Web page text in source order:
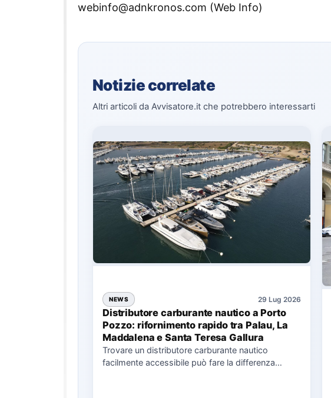
webinfo@adnkronos.com (Web Info)
Notizie correlate
Altri articoli da Avvisatore.it che potrebbero interessarti
NEWS 29 Lug 2026
Distributore carburante nautico a Porto
Pozzo: rifornimento rapido tra Palau, La
Maddalena e Santa Teresa Gallura
Trovare un distributore carburante nautico
facilmente accessibile può fare la differenza